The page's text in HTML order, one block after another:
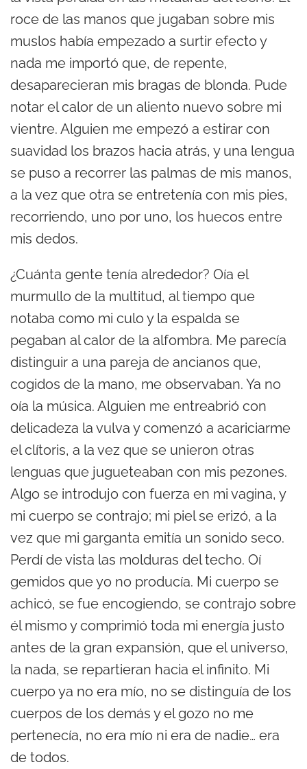
roce de las manos que jugaban sobre mis
muslos había empezado a surtir efecto y
nada me importó que, de repente,
desaparecieran mis bragas de blonda. Pude
notar el calor de un aliento nuevo sobre mi
vientre. Alguien me empezó a estirar con
suavidad los brazos hacia atrás, y una lengua
se puso a recorrer las palmas de mis manos,
a la vez que otra se entretenía con mis pies,
recorriendo, uno por uno, los huecos entre
mis dedos.
¿Cuánta gente tenía alrededor? Oía el
murmullo de la multitud, al tiempo que
notaba como mi culo y la espalda se
pegaban al calor de la alfombra. Me parecía
distinguir a una pareja de ancianos que,
cogidos de la mano, me observaban. Ya no
oía la música. Alguien me entreabrió con
delicadeza la vulva y comenzó a acariciarme
el clítoris, a la vez que se unieron otras
lenguas que jugueteaban con mis pezones.
Algo se introdujo con fuerza en mi vagina, y
mi cuerpo se contrajo; mi piel se erizó, a la
vez que mi garganta emitía un sonido seco.
Perdí de vista las molduras del techo. Oí
gemidos que yo no producía. Mi cuerpo se
achicó, se fue encogiendo, se contrajo sobre
él mismo y comprimió toda mi energía justo
antes de la gran expansión, que el universo,
la nada, se repartieran hacia el infinito. Mi
cuerpo ya no era mío, no se distinguía de los
cuerpos de los demás y el gozo no me
pertenecía, no era mío ni era de nadie… era
de todos.